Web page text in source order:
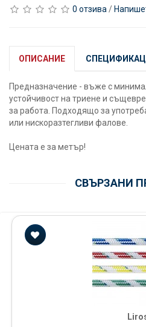
0 отзива /
ОПИСАНИЕ
Предназначение - въже с
устойчивост на триене и
за работа. Подходящо за
или нискоразтегливи фалове.
Цената е за метър!
СВЪРЗАНИ